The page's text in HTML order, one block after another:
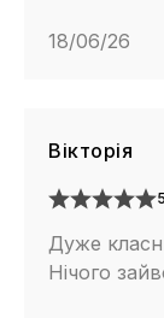
18/06/26
Вікторія
5
Дуже
Нічого